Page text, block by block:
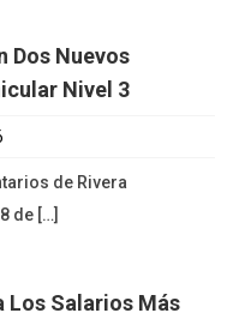
Dos Nuevos
Nivel 3
de Rivera
de […]
Los Salarios Más